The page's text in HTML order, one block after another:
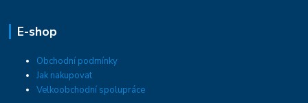
E-shop
Obchodní podmínky
Jak nakupovat
Velkoobchodní spolupráce